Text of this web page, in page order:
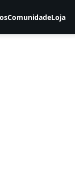
ComunidadeLoja